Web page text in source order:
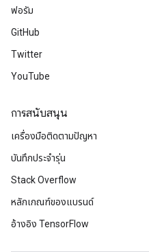
ฟอรัม
GitHub
Twitter
YouTube
การสนับสนุน
เครื่องมือติดตามปัญหา
บันทึกประจำรุ่น
Stack Overflow
หลักเกณฑ์ของแบรนด์
อ้างอิง TensorFlow